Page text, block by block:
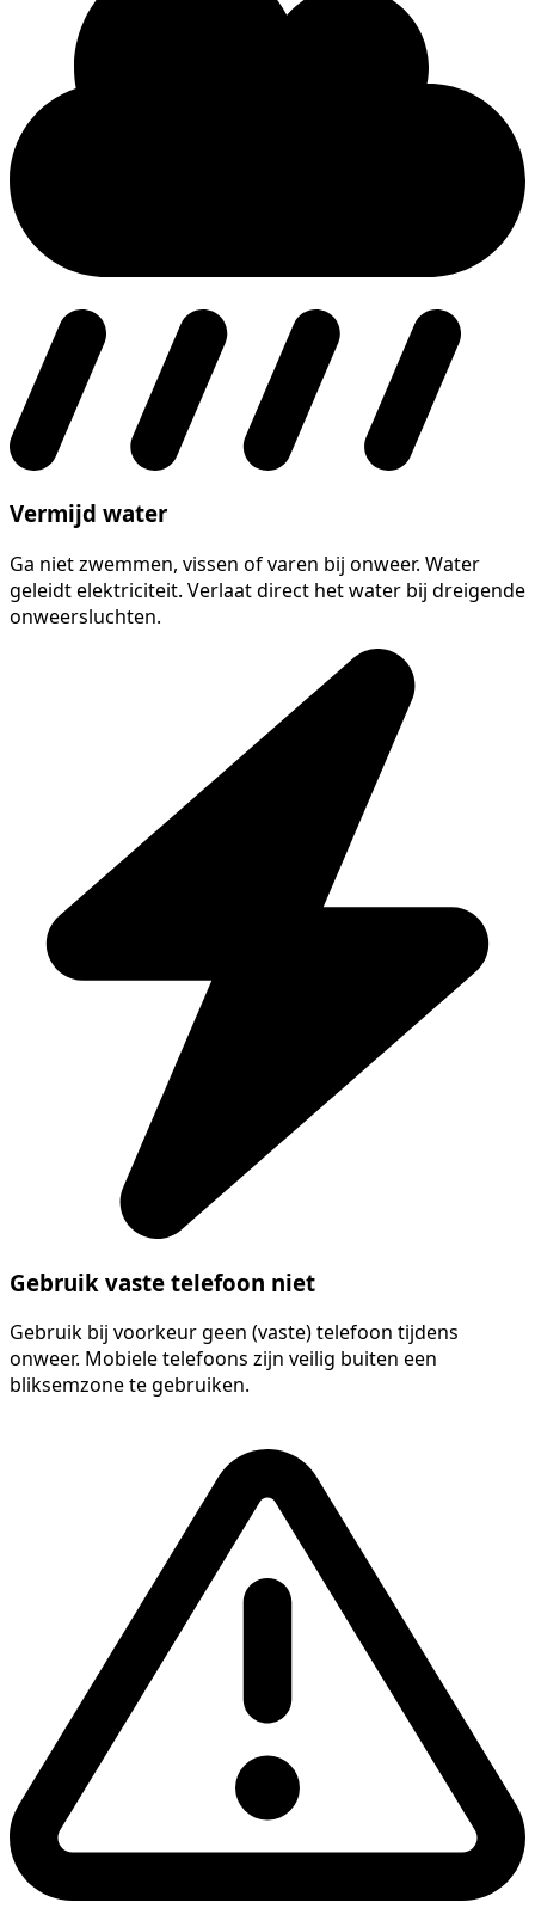
Vermijd water
Ga niet zwemmen, vissen of varen bij onweer. Water
geleidt elektriciteit. Verlaat direct het water bij dreigende
onweersluchten.
Gebruik vaste telefoon niet
Gebruik bij voorkeur geen (vaste) telefoon tijdens
onweer. Mobiele telefoons zijn veilig buiten een
bliksemzone te gebruiken.